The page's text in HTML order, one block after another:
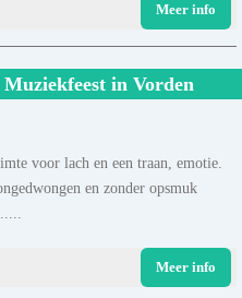
Meer info
in Vorden
voor lach en een traan, emotie.
en zonder opsmuk
Meer info